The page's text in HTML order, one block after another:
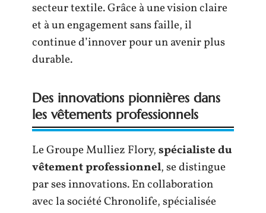
secteur textile. Grâce à une vision claire
et à un engagement sans faille, il
continue d’innover pour un avenir plus
durable.
Des innovations pionnières dans
les vêtements professionnels
Le Groupe Mulliez Flory,spécialiste du
vêtement professionnel, se distingue
par ses innovations. En collaboration
avec la société Chronolife, spécialisée